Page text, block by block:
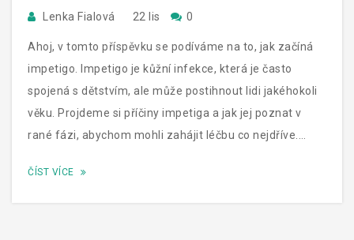
Lenka Fialová 22 lis 0
Ahoj, v tomto příspěvku se podíváme na to, jak začíná
impetigo. Impetigo je kůžní infekce, která je často
spojená s dětstvím, ale může postihnout lidi jakéhokoli
věku. Projdeme si příčiny impetiga a jak jej poznat v
rané fázi, abychom mohli zahájit léčbu co nejdříve.
impetigu. Těším se na vás!
ČÍST VÍCE